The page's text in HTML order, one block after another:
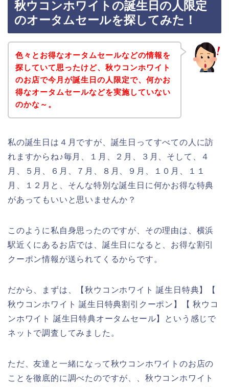
秋ウコンホワイトの誕生日の人限定
のオータムセールを探してみた！
色々とお得なオータムセールなどの情報を
探していて思ったけど、秋ウコンホワイト
のお店で今月が誕生日の人限定で、何かお
得なオータムセールなどを実施していない
のかな～。
私の誕生日は４月ですが、誕生日ってすべての人に訪
れますからね♪毎月、１月、２月、３月、そして、４
月、５月、６月、７月、８月、９月、１０月、１１
月、１２月と、そんな特別な誕生日に何かお得な特典
があってもいいと思いませんか？
このように私自身思ったのですが、その理由は、横浜
駅近くにあるお店では、誕生日になると、お得な割引
クーポン情報が送られてくるからです。
だから、まずは、【秋ウコンホワイト 誕生日特典】【
秋ウコンホワイト 誕生日特典割引クーポン】【 秋ウコ
ンホワイト 誕生日特典オータムセール】という感じで
ネットで調査してみました。
ただ、友達と一緒になって秋ウコンホワイトのお店の
ことを徹底的に調べたのですが、、秋ウコンホワイト